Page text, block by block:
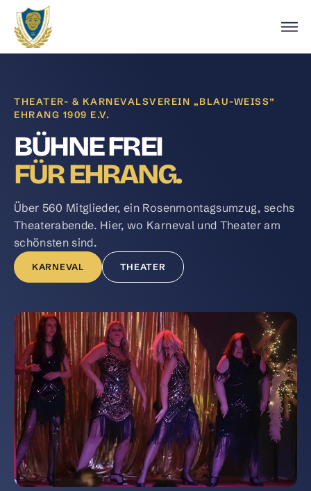
THEATER- & KARNEVALSVEREIN „BLAU-WEISS”
EHRANG 1909 E.V.
BÜHNE FREI
FÜR EHRANG.
Über 560 Mitglieder, ein Rosenmontagsumzug, sechs
Theaterabende. Hier, wo Karneval und Theater am
schönsten sind.
KARNEVAL THEATER